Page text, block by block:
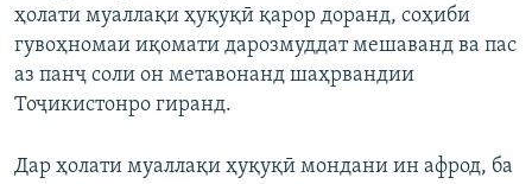
ҳолати муаллақи ҳуқуқӣ қарор доранд, соҳиби
гувоҳномаи иқомати дарозмуддат мешаванд ва пас
аз панҷ соли он метавонанд шаҳрвандии
Тоҷикистонро гиранд.
Дар ҳолати муаллақи ҳуқуқӣ мондани ин афрод, ба